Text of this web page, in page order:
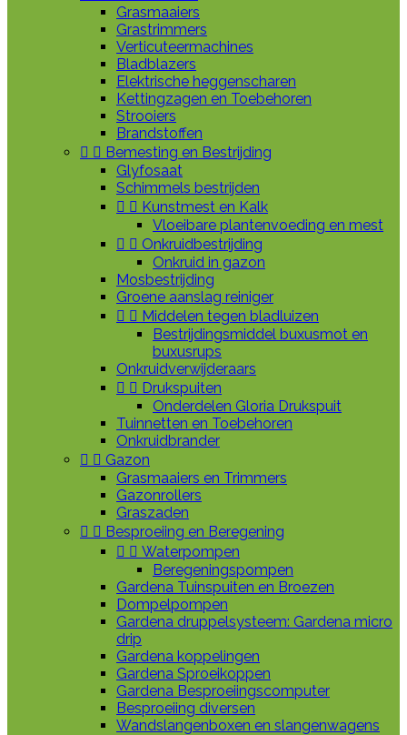
Grasmaaiers
Grastrimmers
Verticuteermachines
Bladblazers
Elektrische heggenscharen
Kettingzagen en Toebehoren
Strooiers
Brandstoffen
  Bemesting en Bestrijding
Glyfosaat
Schimmels bestrijden
  Kunstmest en Kalk
Vloeibare plantenvoeding en mest
  Onkruidbestrijding
Onkruid in gazon
Mosbestrijding
Groene aanslag reiniger
  Middelen tegen bladluizen
Bestrijdingsmiddel buxusmot en
buxusrups
Onkruidverwijderaars
  Drukspuiten
Onderdelen Gloria Drukspuit
Tuinnetten en Toebehoren
Onkruidbrander
  Gazon
Grasmaaiers en Trimmers
Gazonrollers
Graszaden
  Besproeiing en Beregening
  Waterpompen
Beregeningspompen
Gardena Tuinspuiten en Broezen
Dompelpompen
Gardena druppelsysteem: Gardena micro
drip
Gardena koppelingen
Gardena Sproeikoppen
Gardena Besproeiingscomputer
Besproeiing diversen
Wandslangenboxen en slangenwagens